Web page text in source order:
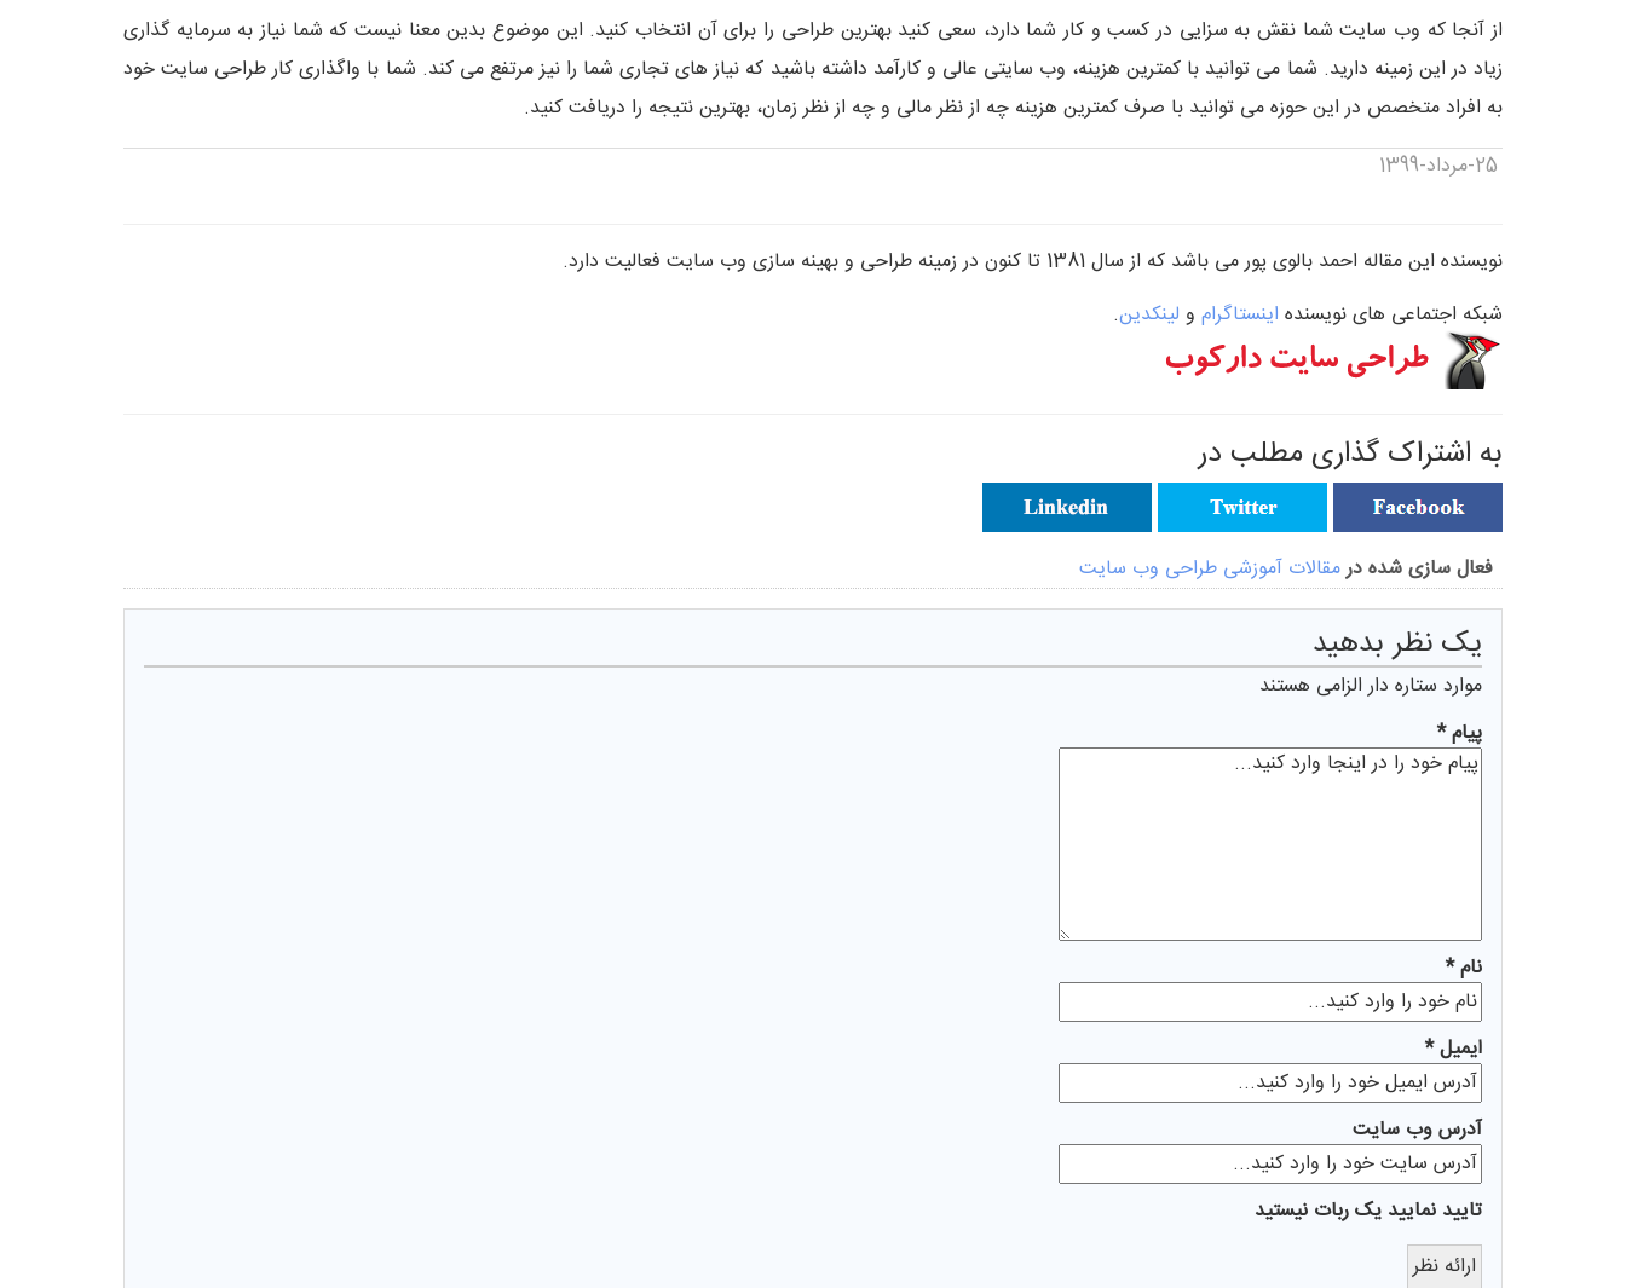
از آنجا که وب سایت شما نقش به سزایی در کسب و کار شما دارد، سعی کنید بهترین طراحی را برای آن انتخاب کنید. این موضوع بدین معنا نیست که شما نیاز به سرمایه گذاری
زیاد در این زمینه دارید. شما می توانید با کمترین هزینه، وب سایتی عالی و کارآمد داشته باشید که نیاز های تجاری شما را نیز مرتفع می کند. شما با واگذاری کار طراحی سایت خود
به افراد متخصص در این حوزه می توانید با صرف کمترین هزینه چه از نظر مالی و چه از نظر زمان، بهترین نتیجه را دریافت کنید.
25-مرداد-1399
نویسنده این مقاله احمد بالوی پورمی باشد که از سال 1381 تا کنون در زمینه طراحی و بهینه سازی وب سایت فعالیت دارد.
شبکه اجتماعی های نویسنده اینستاگرام و لینکدین.
به اشتراک گذاری مطلب در
فعال سازی شده درمقالات آموزشی طراحی وب سایت
يک نظر بدهيد
موارد ستاره دار الزامی هستند
پیام *
نام *
ايميل *
آدرس وب سایت
تایید نمایید یک ربات نیستید